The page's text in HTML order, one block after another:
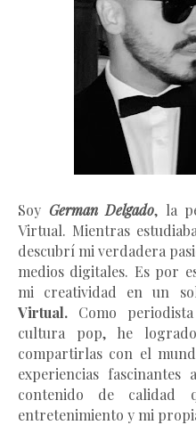
Soy German Delgado, la
Virtual. Mientras
descubrí mi verdadera
medios digitales. Es por
mi creatividad en un
Virtual. Como
cultura pop, he
compartirlas con el
experiencias
contenido de calidad
entretenimiento y mi